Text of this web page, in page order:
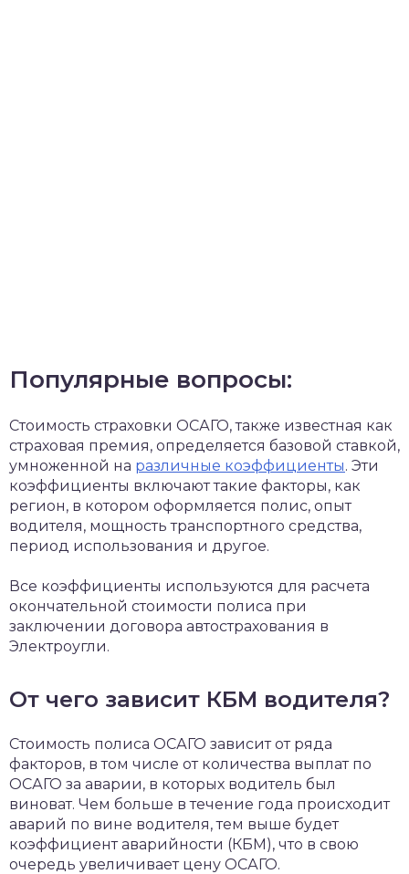
Популярные вопросы:
Стоимость страховки ОСАГО, также известная как
страховая премия, определяется базовой ставкой,
умноженной на различные коэффициенты. Эти
коэффициенты включают такие факторы, как
регион, в котором оформляется полис, опыт
водителя, мощность транспортного средства,
период использования и другое.
Все коэффициенты используются для расчета
окончательной стоимости полиса при
заключении договора автострахования в
Электроугли.
От чего зависит КБМ водителя?
Стоимость полиса ОСАГО зависит от ряда
факторов, в том числе от количества выплат по
ОСАГО за аварии, в которых водитель был
виноват. Чем больше в течение года происходит
аварий по вине водителя, тем выше будет
коэффициент аварийности (КБМ), что в свою
очередь увеличивает цену ОСАГО.